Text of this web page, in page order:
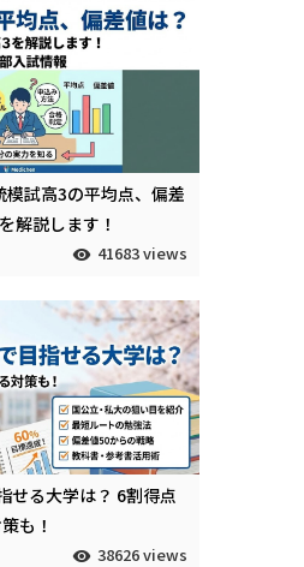
模試高3の平均点、偏差
解説します！
41683 views
せる大学は？ 6割得点
も！
38626 views